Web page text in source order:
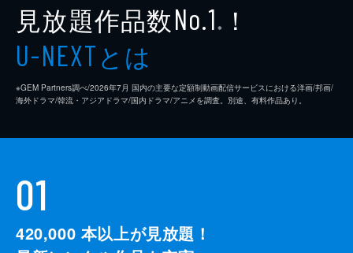
見放題作品数No.1 ※ ！
U-NEXTとは
※GEM Partners調べ/2026年7⽉ 国内の主要な定額制動画配信サービスにおける洋画/邦画/
海外ドラマ/韓流・アジアドラマ/国内ドラマ/アニメを調査。別途、有料作品あり。
01
420,000 本以上が見放題！